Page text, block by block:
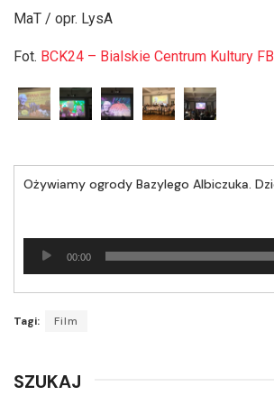
MaT / opr. LysA
Fot. BCK24 – Bialskie Centrum Kultury FB
Odtwarzacz
plików
00:00
Tagi: Film
SZUKAJ